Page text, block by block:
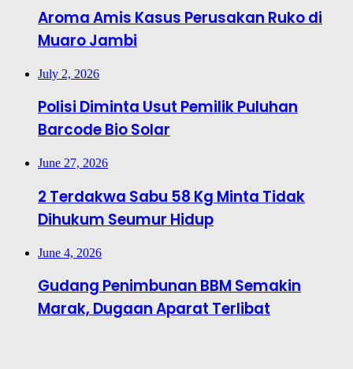
Aroma Amis Kasus Perusakan Ruko di
Muaro Jambi
July 2, 2026
Polisi Diminta Usut Pemilik Puluhan
Barcode Bio Solar
June 27, 2026
2 Terdakwa Sabu 58 Kg Minta Tidak
Dihukum Seumur Hidup
June 4, 2026
Gudang Penimbunan BBM Semakin
Marak, Dugaan Aparat Terlibat